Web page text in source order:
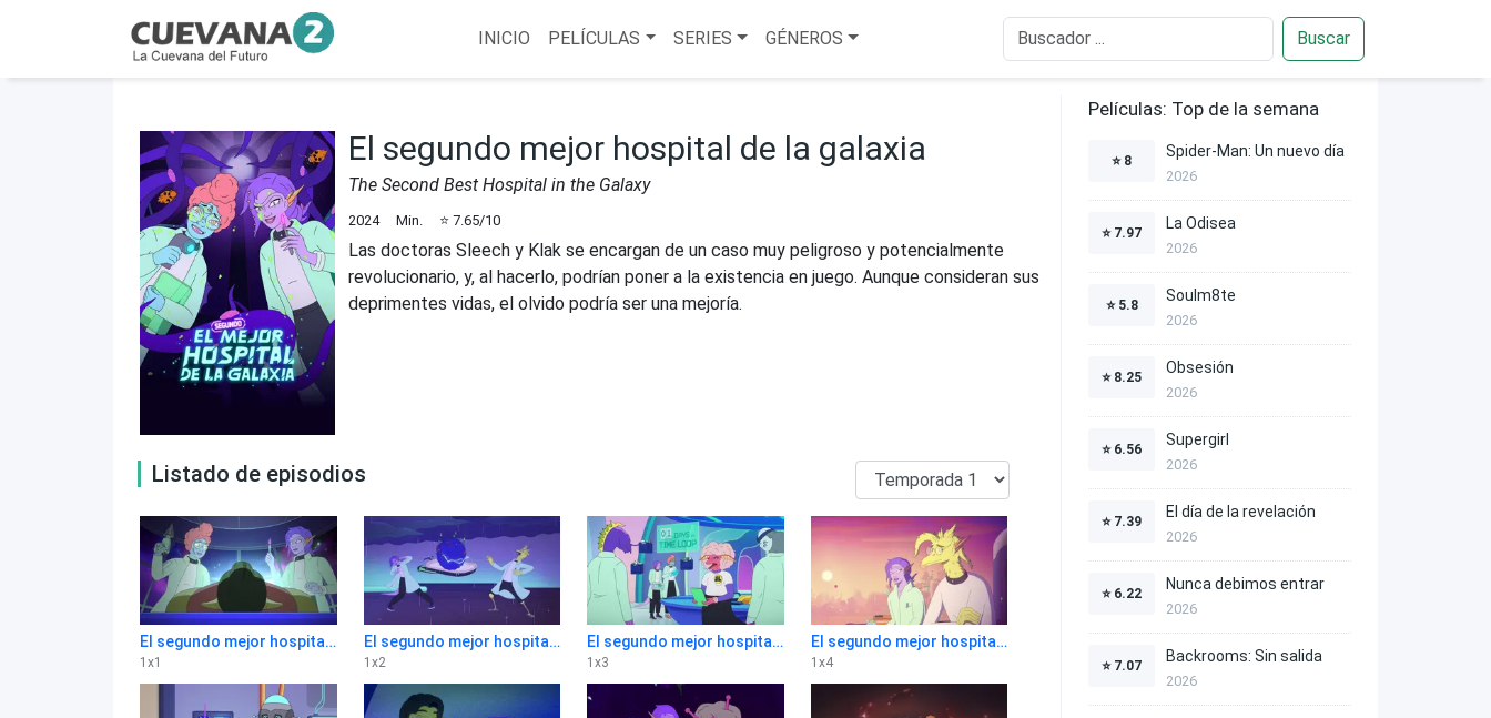
INICIO PELÍCULAS SERIES GÉNEROS Buscar
El segundo mejor hospital de la galaxia
The Second Best Hospital in the Galaxy
2024 Min. ⭐ 7.65/10
Las doctoras Sleech y Klak se encargan de un caso muy peligroso y potencialmente
revolucionario, y, al hacerlo, podrían poner a la existencia en juego. Aunque consideran sus
deprimentes vidas, el olvido podría ser una mejoría.
Listado de episodios
El segundo mejor hospital de la galaxia 1x1
1 x1
El segundo mejor hospital de la galaxia 1x2
1 x2
El segundo mejor hospital de la galaxia 1x3
1 x3
El segundo mejor hospital de la galaxia 1x4
1 x4
Películas: Top de la semana
⭐ 8
Spider-Man: Un nuevo día
2026
⭐ 7.97
La Odisea
2026
⭐ 5.8
Soulm8te
2026
⭐ 8.25
Obsesión
2026
⭐ 6.56
Supergirl
2026
⭐ 7.39
El día de la revelación
2026
⭐ 6.22
Nunca debimos entrar
2026
⭐ 7.07
Backrooms: Sin salida
2026